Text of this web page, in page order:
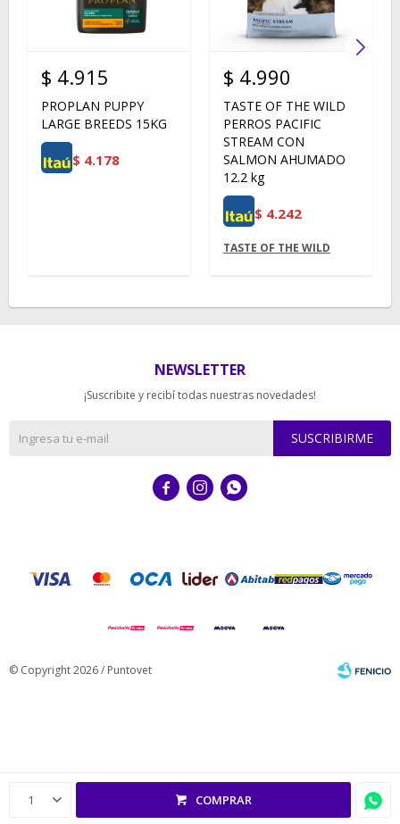
1 COMPRAR
$ 4.915
PROPLAN PUPPY
LARGE BREEDS 15KG
$ 4.178
$ 4.990
TASTE OF THE WILD
PERROS PACIFIC
STREAM CON
SALMON AHUMADO
12.2 kg
$ 4.242
TASTE OF THE WILD
NEWSLETTER
¡Suscribite y recibí todas nuestras novedades!
SUSCRIBIRME
  
© Copyright 2026 / Puntovet
Fenicio